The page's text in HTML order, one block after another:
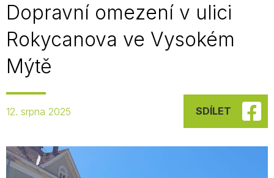
Dopravní omezení v ulici
Rokycanova ve Vysokém
Mýtě
12. srpna 2025 SDÍLET